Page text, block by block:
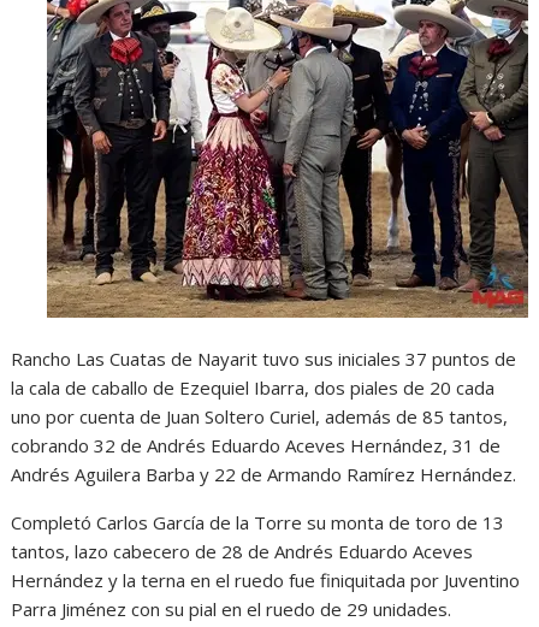
Rancho Las Cuatas de Nayarit tuvo sus iniciales 37 puntos de
la cala de caballo de Ezequiel Ibarra, dos piales de 20 cada
uno por cuenta de Juan Soltero Curiel, además de 85 tantos,
cobrando 32 de Andrés Eduardo Aceves Hernández, 31 de
Andrés Aguilera Barba y 22 de Armando Ramírez Hernández.
Completó Carlos García de la Torre su monta de toro de 13
tantos, lazo cabecero de 28 de Andrés Eduardo Aceves
Hernández y la terna en el ruedo fue finiquitada por Juventino
Parra Jiménez con su pial en el ruedo de 29 unidades.